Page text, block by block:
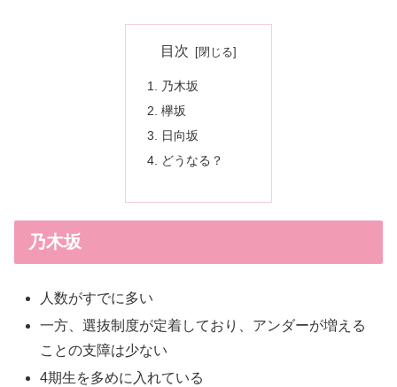
目次
乃木坂
欅坂
日向坂
どうなる？
乃木坂
人数がすでに多い
一方、選抜制度が定着しており、アンダーが増える
ことの支障は少ない
4期生を多めに入れている